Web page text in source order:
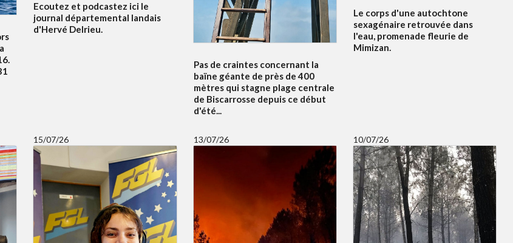
Ecoutez et podcastez ici le
journal départemental landais
d'Hervé Delrieu.
Pas de craintes concernant la
baïne géante de près de 400
mètres qui stagne plage centrale
de Biscarrosse depuis ce début
d'été...
Le corps d'une autochtone
sexagénaire retrouvée dans
l'eau, promenade fleurie de
Mimizan.
15/07/26 13/07/26 10/07/26